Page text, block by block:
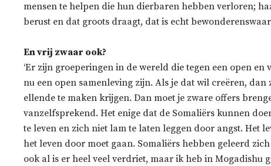
mensen te helpen die hun dierbaren hebben verloren;
berust en dat groots draagt, dat is echt
En vrij zwaar ook?
‘Er zijn groeperingen in de wereld die tegen een open
nu een open samenleving zijn. Als je dat wil creëren, dan
ellende te maken krijgen. Dan moet je zware offers
vanzelfsprekend. Het enige dat de Somaliërs kunnen
te leven en zich niet lam te laten leggen door angst. Het
het leven door moet gaan. Somaliërs hebben geleerd
ook al is er heel veel verdriet, maar ik heb in Mogadishu